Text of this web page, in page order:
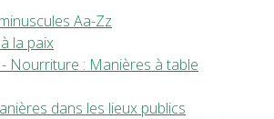
Aa-Zz
la paix
Nourriture : Manières à table
dans les lieux publics